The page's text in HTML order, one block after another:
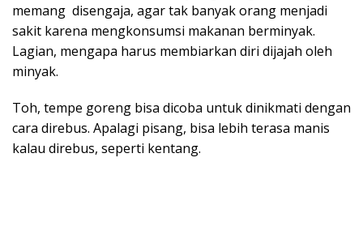
memang disengaja, agar tak banyak orang menjadi
sakit karena mengkonsumsi makanan berminyak.
Lagian, mengapa harus membiarkan diri dijajah oleh
minyak.
Toh, tempe goreng bisa dicoba untuk dinikmati dengan
cara direbus. Apalagi pisang, bisa lebih terasa manis
kalau direbus, seperti kentang.